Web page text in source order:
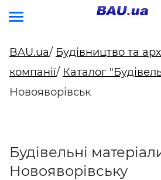
BAU.ua/ Будівництво та
компанії/ Каталог
Новояворівськ
Будівельні
Новояворівську